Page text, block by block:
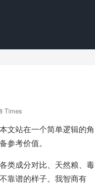
Times
文站在一个简单逻辑的角
参考价值。
类成分对比、天然粮、毒
靠谱的样子。我智商有